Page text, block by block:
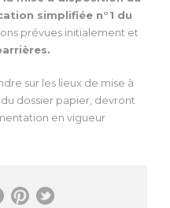
simplifiée n°1 du
prévues initialement et
sur les lieux de mise à
dossier papier, devront
en vigueur